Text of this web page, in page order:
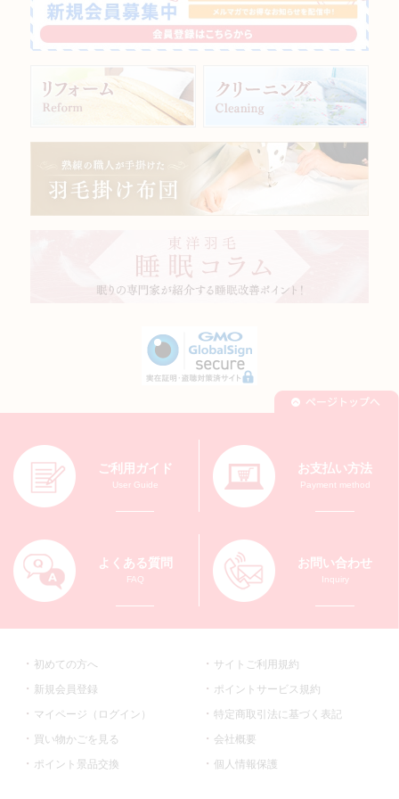
ご利用ガイド
User Guide
お支払い方法
Payment method
よくある質問
FAQ
お問い合わせ
Inquiry
初めての方へ
新規会員登録
マイページ（ログイン）
買い物かごを見る
ポイント景品交換
サイトご利用規約
ポイントサービス規約
特定商取引法に基づく表記
会社概要
個人情報保護